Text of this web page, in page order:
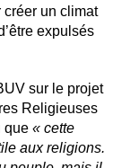
créer un climat
expulsés
sur le projet
Religieuses
que « cette
aux religions.